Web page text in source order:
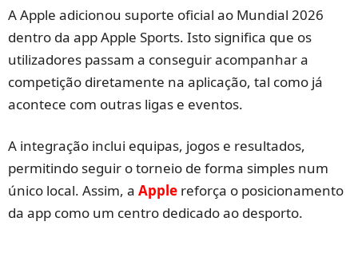
A Apple adicionou suporte oficial ao Mundial 2026
dentro da app Apple Sports. Isto significa que os
utilizadores passam a conseguir acompanhar a
competição diretamente na aplicação, tal como já
acontece com outras ligas e eventos.
A integração inclui equipas, jogos e resultados,
permitindo seguir o torneio de forma simples num
único local. Assim, a Apple reforça o posicionamento
da app como um centro dedicado ao desporto.